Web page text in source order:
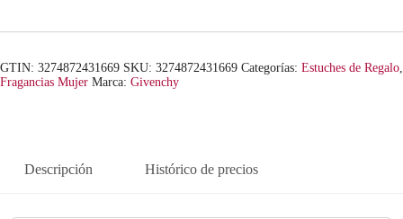
GTIN: 3274872431669 SKU: 3274872431669 Categorías: Estuches de Regalo
Fragancias Mujer Marca: Givenchy
Descripción Histórico de precios